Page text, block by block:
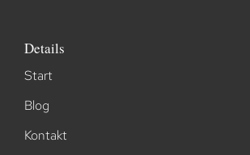
Details
Start
Blog
Kontakt